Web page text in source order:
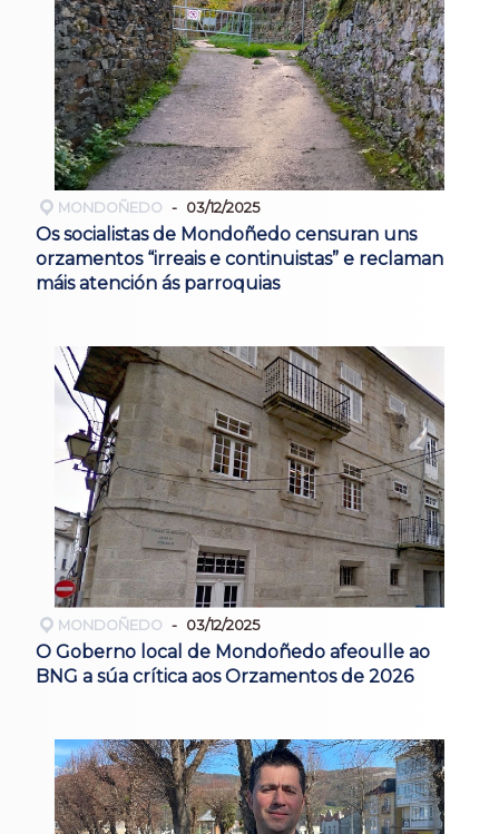
MONDOÑEDO 03/12/2025
Os socialistas de Mondoñedo censuran uns
orzamentos “irreais e continuistas” e reclaman
máis atención ás parroquias
MONDOÑEDO 03/12/2025
O Goberno local de Mondoñedo afeoulle ao
BNG a súa crítica aos Orzamentos de 2026